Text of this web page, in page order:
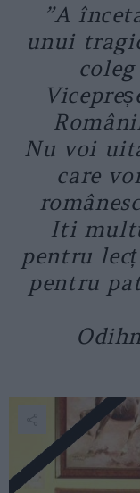
”A
unui
coleg
Nu voi
care
Iti
pentru
pentru